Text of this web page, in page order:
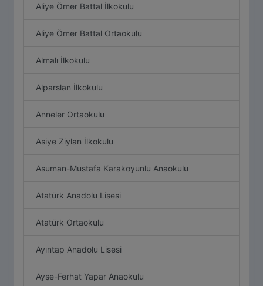
Aliye Ömer Battal İlkokulu
Aliye Ömer Battal Ortaokulu
Almalı İlkokulu
Alparslan İlkokulu
Anneler Ortaokulu
Asiye Ziylan İlkokulu
Asuman-Mustafa Karakoyunlu Anaokulu
Atatürk Anadolu Lisesi
Atatürk Ortaokulu
Ayıntap Anadolu Lisesi
Ayşe-Ferhat Yapar Anaokulu